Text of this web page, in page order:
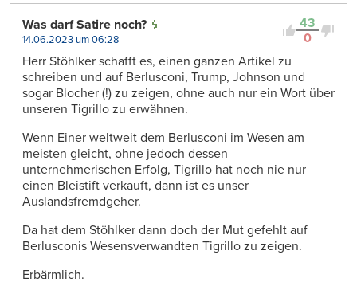
43
0
Was darf Satire noch?
14.06.2023 um 06:28
Herr Stöhlker schafft es, einen ganzen Artikel zu
schreiben und auf Berlusconi, Trump, Johnson und
sogar Blocher (!) zu zeigen, ohne auch nur ein Wort über
unseren Tigrillo zu erwähnen.
Wenn Einer weltweit dem Berlusconi im Wesen am
meisten gleicht, ohne jedoch dessen
unternehmerischen Erfolg, Tigrillo hat noch nie nur
einen Bleistift verkauft, dann ist es unser
Auslandsfremdgeher.
Da hat dem Stöhlker dann doch der Mut gefehlt auf
Berlusconis Wesensverwandten Tigrillo zu zeigen.
Erbärmlich.